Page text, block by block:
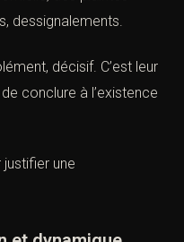
rendus
ou de gendarmerie
des plaintes
décisif. C’est